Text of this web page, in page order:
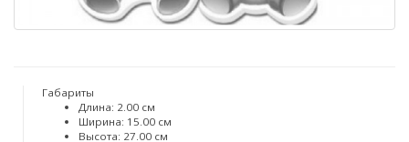
Габариты
Длина: 2.00 см
Ширина: 15.00 см
Высота: 27.00 см